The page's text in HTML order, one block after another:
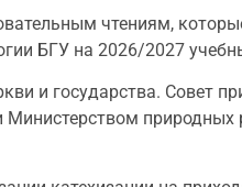
чтениям,
БГУ на 2026/2027
и государства. Совет
природных